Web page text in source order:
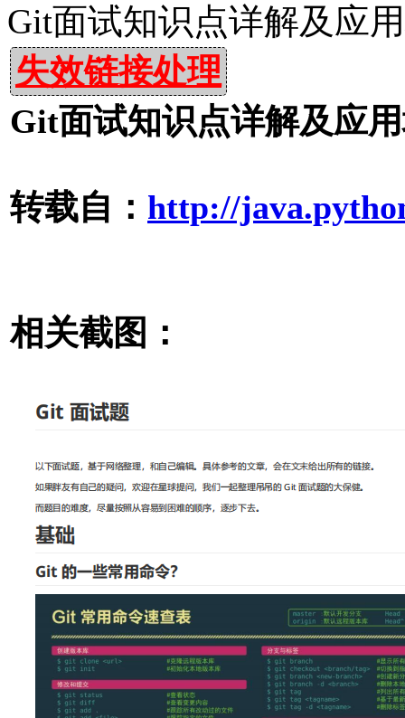
Git面试知识点详解及应
失效链接处理
Git面试知识点详解及应
转载自： http://
相关截图：